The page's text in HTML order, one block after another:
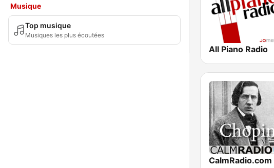
Musique
Top musique
Musiques les plus écoutées
All Piano Radio